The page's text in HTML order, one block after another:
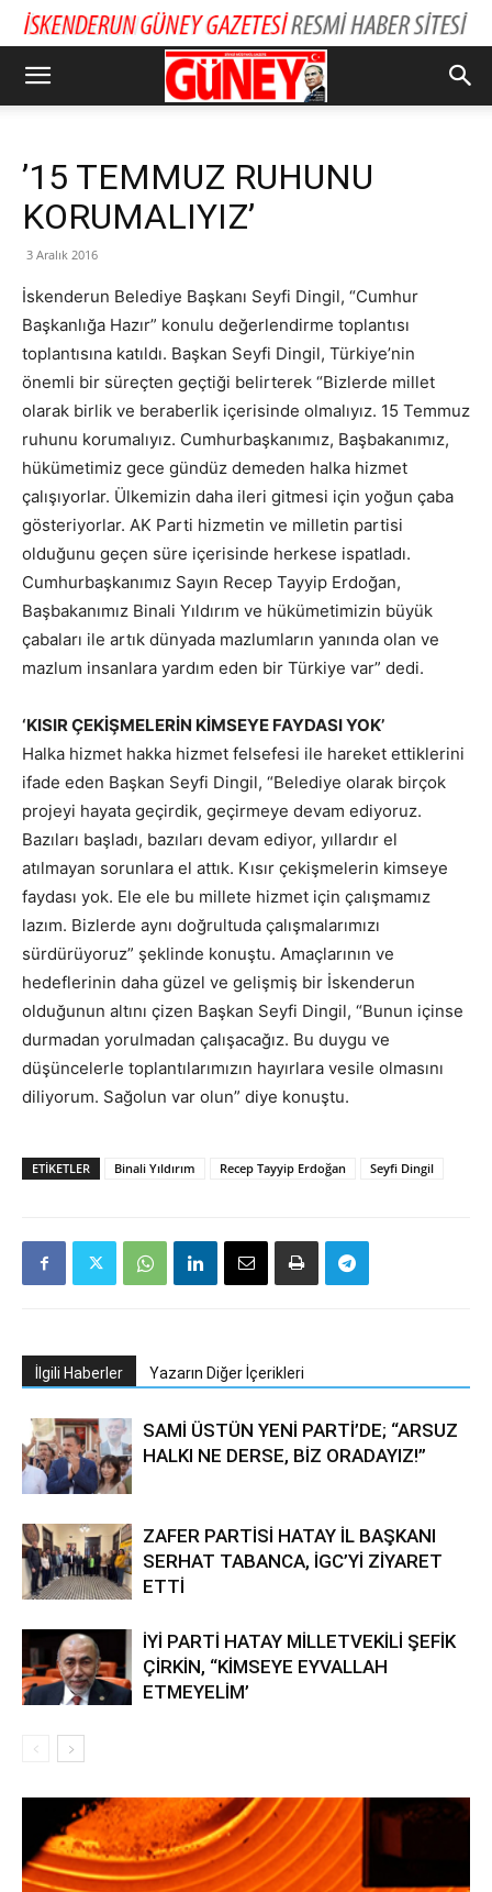
’15 TEMMUZ RUHUNU
KORUMALIYIZ’
3 Aralık 2016
İskenderun Belediye Başkanı Seyfi Dingil, “Cumhur
Başkanlığa Hazır” konulu değerlendirme toplantısı
toplantısına katıldı. Başkan Seyfi Dingil, Türkiye’nin
önemli bir süreçten geçtiği belirterek “Bizlerde millet
olarak birlik ve beraberlik içerisinde olmalıyız. 15 Temmuz
ruhunu korumalıyız. Cumhurbaşkanımız, Başbakanımız,
hükümetimiz gece gündüz demeden halka hizmet
çalışıyorlar. Ülkemizin daha ileri gitmesi için yoğun çaba
gösteriyorlar. AK Parti hizmetin ve milletin partisi
olduğunu geçen süre içerisinde herkese ispatladı.
Cumhurbaşkanımız Sayın Recep Tayyip Erdoğan,
Başbakanımız Binali Yıldırım ve hükümetimizin büyük
çabaları ile artık dünyada mazlumların yanında olan ve
mazlum insanlara yardım eden bir Türkiye var” dedi.
‘KISIR ÇEKİŞMELERİN KİMSEYE FAYDASI YOK’
Halka hizmet hakka hizmet felsefesi ile hareket ettiklerini
ifade eden Başkan Seyfi Dingil, “Belediye olarak birçok
projeyi hayata geçirdik, geçirmeye devam ediyoruz.
Bazıları başladı, bazıları devam ediyor, yıllardır el
atılmayan sorunlara el attık. Kısır çekişmelerin kimseye
faydası yok. Ele ele bu millete hizmet için çalışmamız
lazım. Bizlerde aynı doğrultuda çalışmalarımızı
sürdürüyoruz” şeklinde konuştu. Amaçlarının ve
hedeflerinin daha güzel ve gelişmiş bir İskenderun
olduğunun altını çizen Başkan Seyfi Dingil, “Bunun içinse
durmadan yorulmadan çalışacağız. Bu duygu ve
düşüncelerle toplantılarımızın hayırlara vesile olmasını
diliyorum. Sağolun var olun” diye konuştu.
ETIKETLER Binali Yıldırım Recep Tayyip Erdoğan Seyfi Dingil
İlgili Haberler Yazarın Diğer İçerikleri
SAMİ ÜSTÜN YENİ PARTİ’DE; “ARSUZ
HALKI NE DERSE, BİZ ORADAYIZ!”
ZAFER PARTİSİ HATAY İL BAŞKANI
SERHAT TABANCA, İGC’Yİ ZİYARET
ETTİ
İYİ PARTİ HATAY MİLLETVEKİLİ ŞEFİK
ÇİRKİN, “KİMSEYE EYVALLAH
ETMEYELİM’